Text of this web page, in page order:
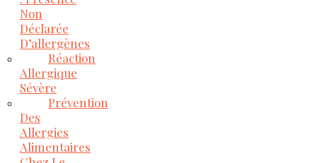
Non
Déclarée
D’allergènes
Réaction
Allergique
Sévère
Prévention
Des
Allergies
Alimentaires